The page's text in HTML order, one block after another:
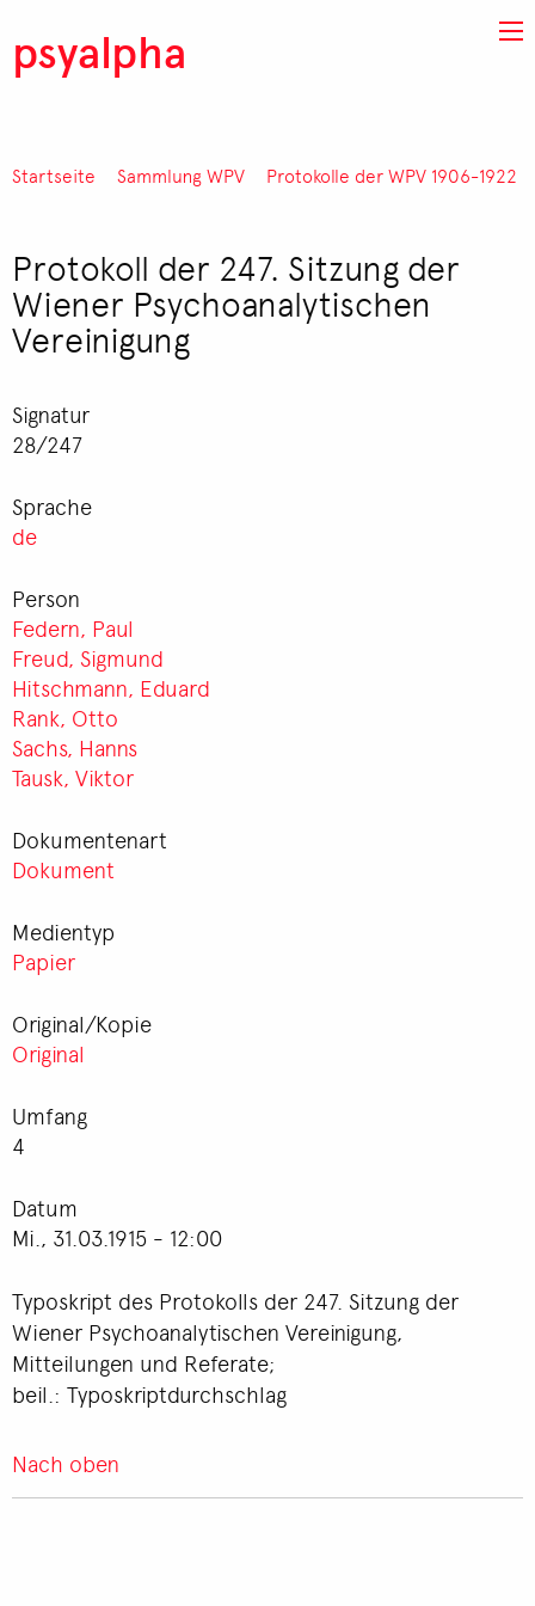
psyalpha
Pfadnavigation
Startseite Sammlung WPV Protokolle der WPV 1906-1922
Protokoll der 247. Sitzung der
Wiener Psychoanalytischen
Vereinigung
Signatur
28/247
Sprache
de
Person
Federn, Paul
Freud, Sigmund
Hitschmann, Eduard
Rank, Otto
Sachs, Hanns
Tausk, Viktor
Dokumentenart
Dokument
Medientyp
Papier
Original/Kopie
Original
Umfang
4
Datum
Mi., 31.03.1915 - 12:00
Typoskript des Protokolls der 247. Sitzung der
Wiener Psychoanalytischen Vereinigung,
Mitteilungen und Referate;
beil.: Typoskriptdurchschlag
Nach oben